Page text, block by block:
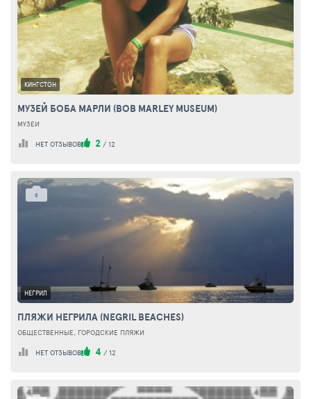
КИНГСТОН
МУЗЕЙ БОБА МАРЛИ (BOB MARLEY MUSEUM)
МУЗЕИ
НЕТ ОТЗЫВОВ 2 / 12
8
НЕГРИЛ
ПЛЯЖИ НЕГРИЛА (NEGRIL BEACHES)
ОБЩЕСТВЕННЫЕ, ГОРОДСКИЕ ПЛЯЖИ
НЕТ ОТЗЫВОВ 4 / 12